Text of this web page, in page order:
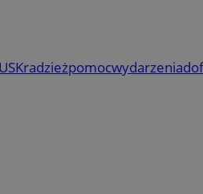
Kradzieżpomocwydarzenia